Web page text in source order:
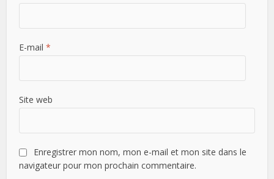
E-mail*
Site web
Enregistrer mon nom, mon e-mail et mon site dans le
navigateur pour mon prochain commentaire.